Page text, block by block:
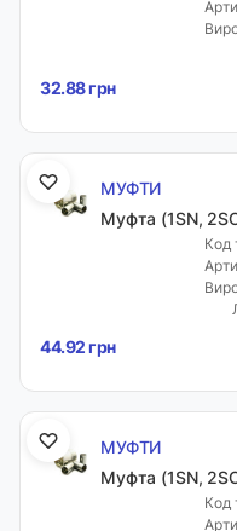
32.88 грн
МУФТИ
Муфта (1SN,
Код
44.92 грн
МУФТИ
Муфта (1SN,
Код